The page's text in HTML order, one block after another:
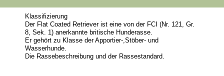
Klassifizierung
Der Flat Coated Retriever ist eine von der FCI (Nr. 121, Gr.
8, Sek. 1) anerkannte britische Hunderasse.
Er gehört zu Klasse der Apportier-,Stöber- und
Wasserhunde.
Die Rassebeschreibung und der Rassestandard.